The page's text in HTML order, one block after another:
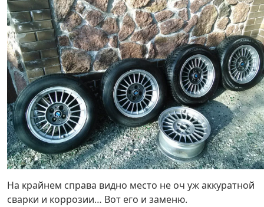
На крайнем справа видно место не оч уж аккуратной
сварки и коррозии… Вот его и заменю.